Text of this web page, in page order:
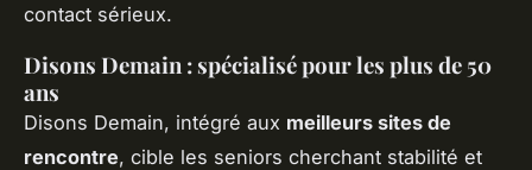
contact sérieux.
Disons Demain : spécialisé pour les plus de 50
ans
Disons Demain, intégré aux meilleurs sites de
rencontre, cible les seniors cherchant stabilité et